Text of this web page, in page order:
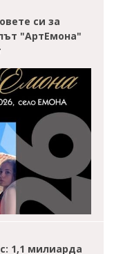
си за
"АртЕмона"
1,1 милиарда